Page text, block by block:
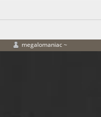
megalomaniac ~